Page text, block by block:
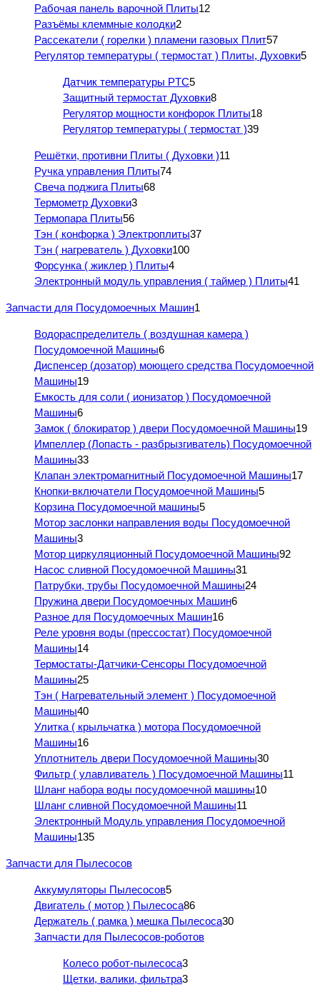
Рабочая панель варочной Плиты12
Разъёмы клеммные колодки2
Рассекатели ( горелки ) пламени газовых Плит57
Регулятор температуры ( термостат ) Плиты, Духовки5
Датчик температуры PTC5
Защитный термостат Духовки8
Регулятор мощности конфорок Плиты18
Регулятор температуры ( термостат )39
Решётки, противни Плиты ( Духовки )11
Ручка управления Плиты74
Свеча поджига Плиты68
Термометр Духовки3
Термопара Плиты56
Тэн ( конфорка ) Электроплиты37
Тэн ( нагреватель ) Духовки100
Форсунка ( жиклер ) Плиты4
Электронный модуль управления ( таймер ) Плиты41
Запчасти для Посудомоечных Машин1
Водораспределитель ( воздушная камера )
Посудомоечной Машины6
Диспенсер (дозатор) моющего средства Посудомоечной
Машины19
Емкость для соли ( ионизатор ) Посудомоечной
Машины6
Замок ( блокиратор ) двери Посудомоечной Машины19
Импеллер (Лопасть - разбрызгиватель) Посудомоечной
Машины33
Клапан электромагнитный Посудомоечной Машины17
Кнопки-включатели Посудомоечной Машины5
Корзина Посудомоечной машины5
Мотор заслонки направления воды Посудомоечной
Машины3
Мотор циркуляционный Посудомоечной Машины92
Насос сливной Посудомоечной Машины31
Патрубки, трубы Посудомоечной Машины24
Пружина двери Посудомоечных Машин6
Разное для Посудомоечных Машин16
Реле уровня воды (прессостат) Посудомоечной
Машины14
Термостаты-Датчики-Сенсоры Посудомоечной
Машины25
Тэн ( Нагревательный элемент ) Посудомоечной
Машины40
Улитка ( крыльчатка ) мотора Посудомоечной
Машины16
Уплотнитель двери Посудомоечной Машины30
Фильтр ( улавливатель ) Посудомоечной Машины11
Шланг набора воды посудомоечной машины10
Шланг сливной Посудомоечной Машины11
Электронный Модуль управления Посудомоечной
Машины135
Запчасти для Пылесосов
Аккумуляторы Пылесосов5
Двигатель ( мотор ) Пылесоса86
Держатель ( рамка ) мешка Пылесоса30
Запчасти для Пылесосов-роботов
Колесо робот-пылесоса3
Щетки, валики, фильтра3